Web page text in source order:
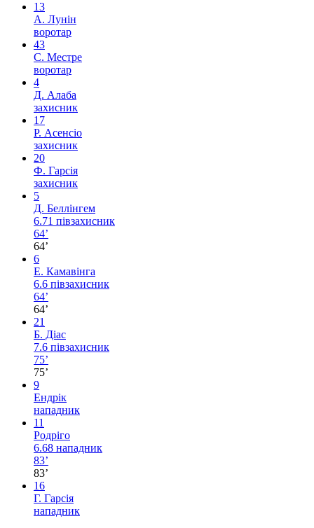
13
А. Лунін
воротар
43
С. Местре
воротар
4
Д. Алаба
захисник
17
Р. Асенсіо
захисник
20
Ф. Гарсія
захисник
5
Д. Беллінгем
6.71 півзахисник
64’
64’
6
Е. Камавінга
6.6 півзахисник
64’
64’
21
Б. Діас
7.6 півзахисник
75’
75’
9
Ендрік
нападник
11
Родріго
6.68 нападник
83’
83’
16
Г. Гарсія
нападник